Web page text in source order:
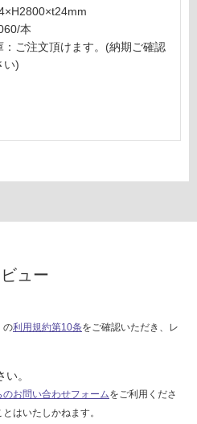
本
：ご注文頂けます。(納期ご確認
い)
ュー
の利用規約第10条をご確認いただき、レ
。
のお問い合わせフォームをご利用くださ
はいたしかねます。